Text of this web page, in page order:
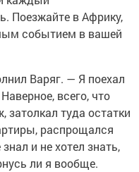
Поезжайте в Африку,
событием в вашей
Варяг. — Я поехал
всего, что
туда остатки
распрощался
и не хотел знать,
ли я вообще.